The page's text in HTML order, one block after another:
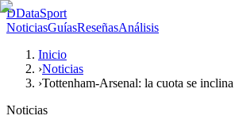
DDataSport
NoticiasGuíasReseñasAnálisis
Inicio
›Noticias
›Tottenham-Arsenal: la cuota se
Noticias